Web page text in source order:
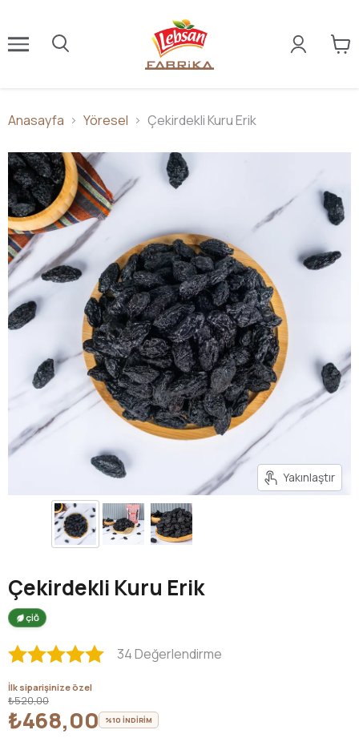
Anasayfa Yöresel Çekirdekli Kuru Erik
Yakınlaştır
Çekirdekli Kuru Erik
ÇİĞ
34 Değerlendirme
İlk siparişinize özel
₺520,00
₺468,00 %10 İNDİRİM